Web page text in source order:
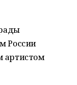
России
артистом